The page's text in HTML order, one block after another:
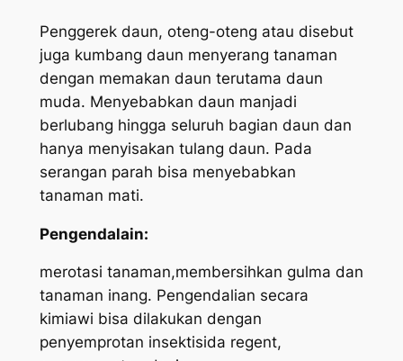
Penggerek daun, oteng-oteng atau disebut
juga kumbang daun menyerang tanaman
dengan memakan daun terutama daun
muda. Menyebabkan daun manjadi
berlubang hingga seluruh bagian daun dan
hanya menyisakan tulang daun. Pada
serangan parah bisa menyebabkan
tanaman mati.
Pengendalain:
merotasi tanaman,membersihkan gulma dan
tanaman inang. Pengendalian secara
kimiawi bisa dilakukan dengan
penyemprotan insektisida regent,